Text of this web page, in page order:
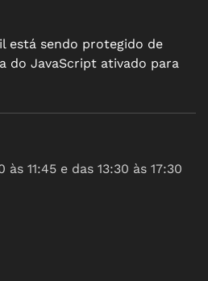
está sendo protegido de
do JavaScript ativado para
11:45 e das 13:30 às 17:30